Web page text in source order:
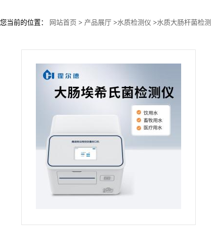
您当前的位置： 网站首页 > 产品展厅 >水质检测仪 >水质大肠杆菌检测